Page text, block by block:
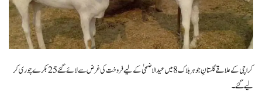
کراچی کے علاقے گلستانِ جوہر بلاک 8 میں عیدالاضحیٰ کے لیے فروخت کی غرض سے لائے گئے 25 بکرے چوری کر
لیے گئے۔